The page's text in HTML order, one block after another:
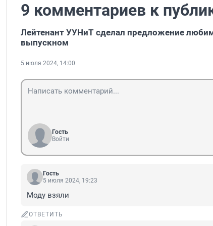
9 комментариев к
Лейтенант УУНиТ сделал предложение
выпускном
5 июля 2024, 14:00
Гость
Войти
Гость
5 июля 2024, 19:23
Моду взяли
ОТВЕТИТЬ